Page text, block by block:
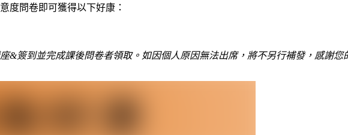
度問卷即可獲得以下好康：
&簽到並完成課後問卷者領取。如因個人原因無法出席，將不另行補發，感謝您